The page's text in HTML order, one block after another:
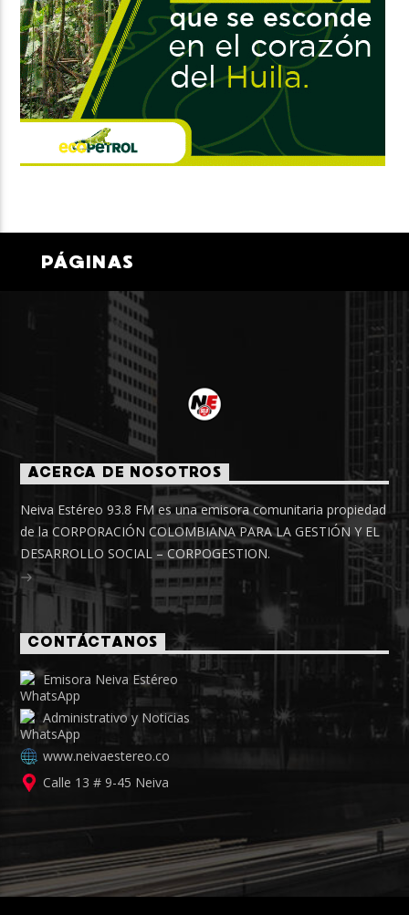
PÁGINAS
ACERCA DE NOSOTROS
Neiva Estéreo 93.8 FM es una emisora comunitaria propiedad
de la CORPORACIÓN COLOMBIANA PARA LA GESTIÓN Y EL
DESARROLLO SOCIAL – CORPOGESTION.
CONTÁCTANOS
Emisora Neiva Estéreo
Administrativo y Noticias
www.neivaestereo.co
Calle 13 # 9-45 Neiva